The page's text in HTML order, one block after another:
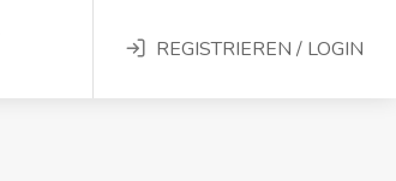
REGISTRIEREN / LOGIN